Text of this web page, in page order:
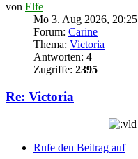
von Elfe
Mo 3. Aug 2026, 20:25
Forum: Carine
Thema: Victoria
Antworten: 4
Zugriffe: 2395
Re: Victoria
Rufe den Beitrag auf